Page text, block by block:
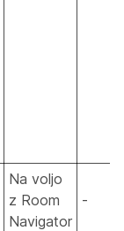
Na voljo
z Room
Navigator
-